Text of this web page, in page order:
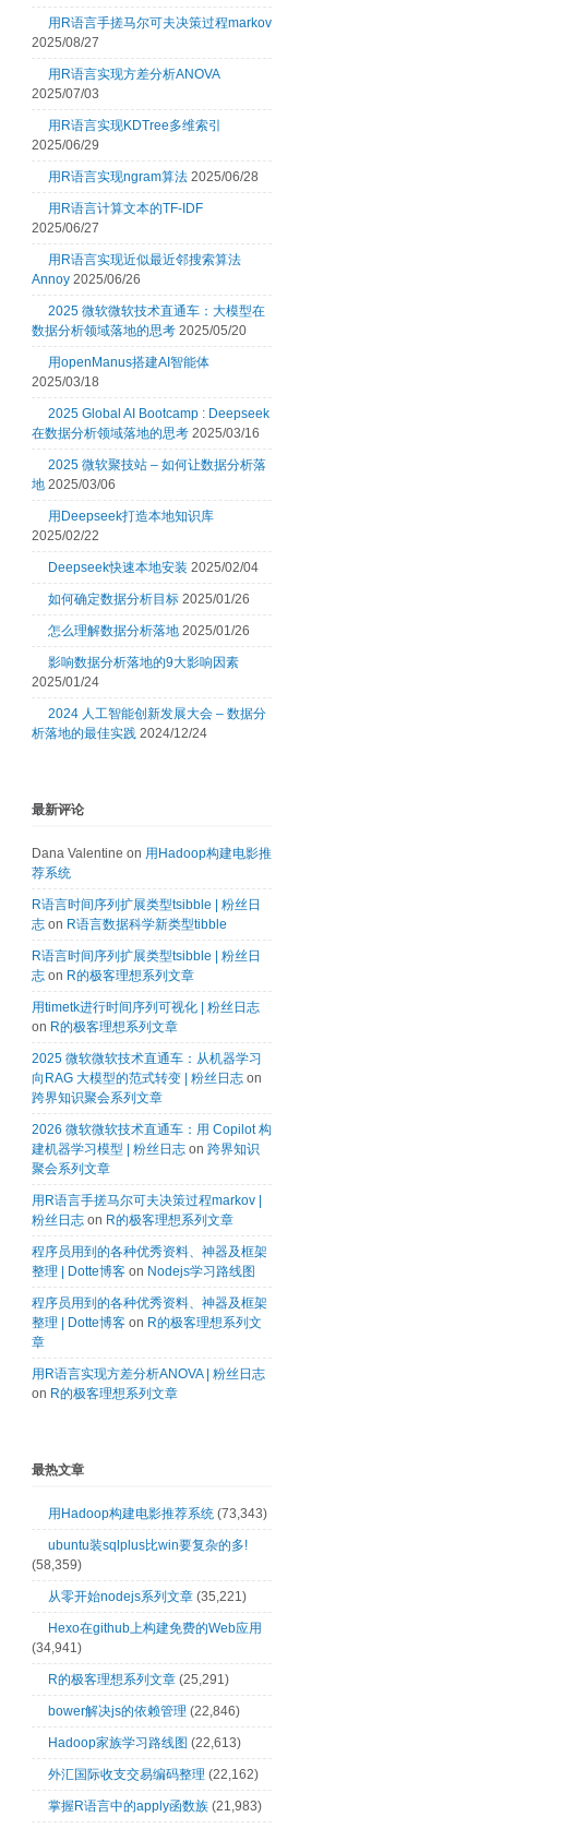
用R语言手搓马尔可夫决策过程markov
2025/08/27
用R语言实现方差分析ANOVA
2025/07/03
用R语言实现KDTree多维索引
2025/06/29
用R语言实现ngram算法 2025/06/28
用R语言计算文本的TF-IDF
2025/06/27
用R语言实现近似最近邻搜索算法
Annoy 2025/06/26
2025 微软微软技术直通车：大模型在
数据分析领域落地的思考 2025/05/20
用openManus搭建AI智能体
2025/03/18
2025 Global AI Bootcamp : Deepseek
在数据分析领域落地的思考 2025/03/16
2025 微软聚技站 – 如何让数据分析落
地 2025/03/06
用Deepseek打造本地知识库
2025/02/22
Deepseek快速本地安装 2025/02/04
如何确定数据分析目标 2025/01/26
怎么理解数据分析落地 2025/01/26
影响数据分析落地的9大影响因素
2025/01/24
2024 人工智能创新发展大会 – 数据分
析落地的最佳实践 2024/12/24
最新评论
Dana Valentine on 用Hadoop构建电影推
荐系统
R语言时间序列扩展类型tsibble | 粉丝日
志 on R语言数据科学新类型tibble
R语言时间序列扩展类型tsibble | 粉丝日
志 on R的极客理想系列文章
用timetk进行时间序列可视化 | 粉丝日志
on R的极客理想系列文章
2025 微软微软技术直通车：从机器学习
向RAG 大模型的范式转变 | 粉丝日志 on
跨界知识聚会系列文章
2026 微软微软技术直通车：用 Copilot 构
建机器学习模型 | 粉丝日志 on 跨界知识
聚会系列文章
用R语言手搓马尔可夫决策过程markov |
粉丝日志 on R的极客理想系列文章
程序员用到的各种优秀资料、神器及框架
整理 | Dotte博客 on Nodejs学习路线图
程序员用到的各种优秀资料、神器及框架
整理 | Dotte博客 on R的极客理想系列文
章
用R语言实现方差分析ANOVA | 粉丝日志
on R的极客理想系列文章
最热文章
用Hadoop构建电影推荐系统 (73,343)
ubuntu装sqlplus比win要复杂的多!
(58,359)
从零开始nodejs系列文章 (35,221)
Hexo在github上构建免费的Web应用
(34,941)
R的极客理想系列文章 (25,291)
bower解决js的依赖管理 (22,846)
Hadoop家族学习路线图 (22,613)
外汇国际收支交易编码整理 (22,162)
掌握R语言中的apply函数族 (21,983)